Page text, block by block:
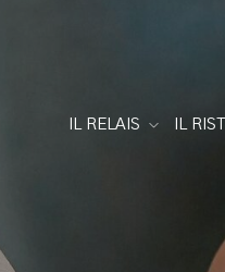
IL RELAIS IL